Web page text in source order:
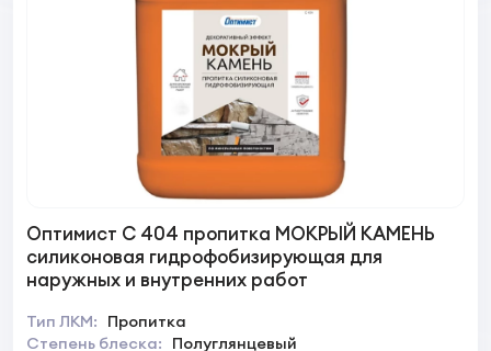
Оптимист C 404 пропитка МОКРЫЙ КАМЕНЬ
силиконовая гидрофобизирующая для
наружных и внутренних работ
Тип ЛКМ:
Пропитка
Степень блеска:
Полуглянцевый